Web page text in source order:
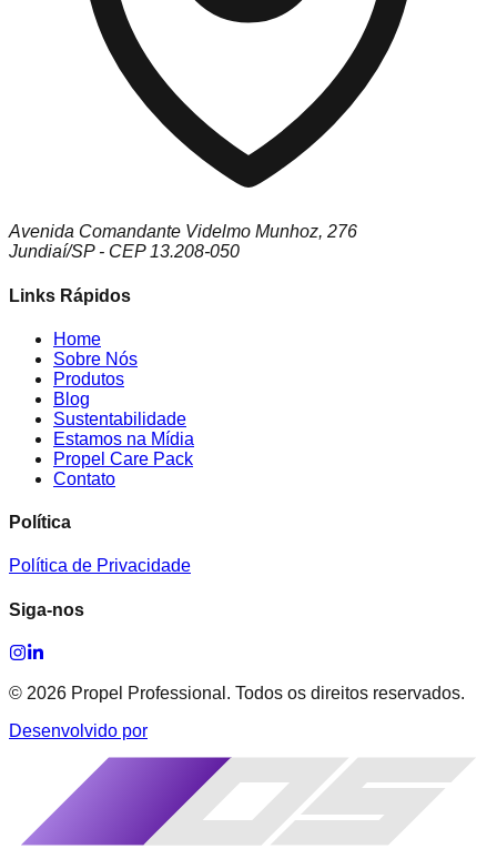
Avenida Comandante Videlmo Munhoz, 276
Jundiaí/SP - CEP 13.208-050
Links Rápidos
Home
Sobre Nós
Produtos
Blog
Sustentabilidade
Estamos na Mídia
Propel Care Pack
Contato
Política
Política de Privacidade
Siga-nos
© 2026 Propel Professional. Todos os direitos reservados.
Desenvolvido por